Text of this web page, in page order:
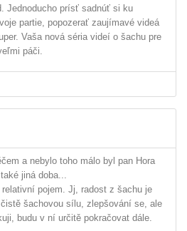
Jednoducho prísť sadnúť si ku
partie, popozerať zaujímavé videá
Vaša nová séria videí o šachu pre
páči.
a nebylo toho málo byl pan Hora
jiná doba...
pojem. Jj, radost z šachu je
šachovou sílu, zlepšování se, ale
budu v ní určitě pokračovat dále.